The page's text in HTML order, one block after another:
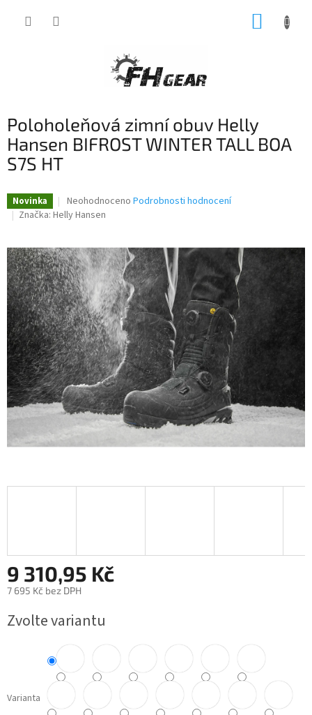
Poloholeňová zimní obuv Helly
Hansen BIFROST WINTER TALL BOA
S7S HT
Novinka
Průměrné
hodnocení
0,0
z
5
hvězdiček.
Neohodnoceno Podrobnosti hodnocení
Značka: Helly Hansen
9 310,95 Kč
7 695 Kč bez DPH
cena:
Zvolte variantu
Varianta